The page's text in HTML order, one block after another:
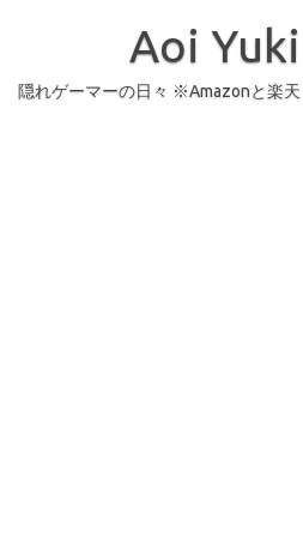
Aoi
隠れゲーマーの日々 ※Amazonと楽